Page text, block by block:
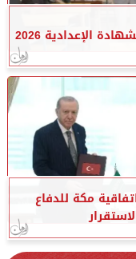
الإعدادية 2026
مكة للدفاع